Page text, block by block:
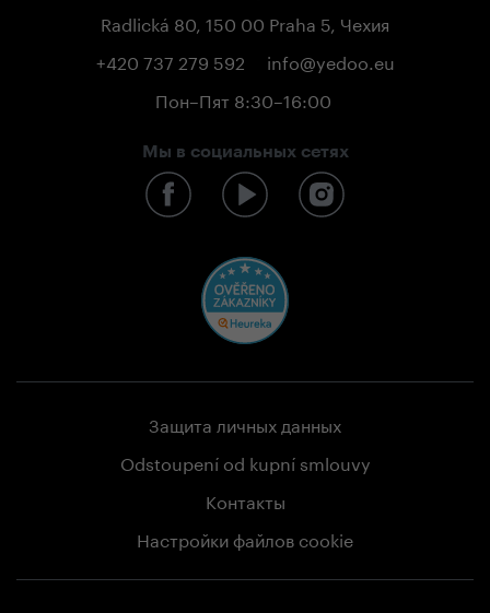
Radlická 80, 150 00 Praha 5, Чехия
+420 737 279 592
info@yedoo.eu
Пон–Пят 8:30–16:00
Мы в социальных сетях
Защита личных данных
Odstoupení od kupní smlouvy
Контакты
Настройки файлов cookie